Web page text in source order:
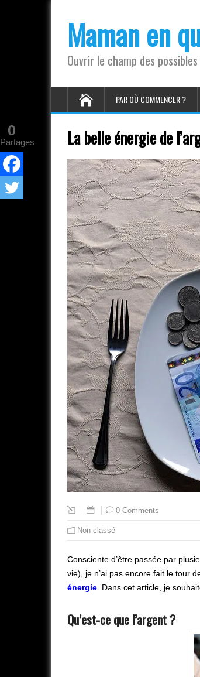
Maman en
Ouvrir le champ des
PAR OÙ COMMENCER ?
La belle énergie de
0 Comments
Non classé
Consciente d’être passée par
vie), je n’ai pas encore fait le tour
énergie . Dans cet article, je
Qu’est-ce que l’argent ?
0
Partages